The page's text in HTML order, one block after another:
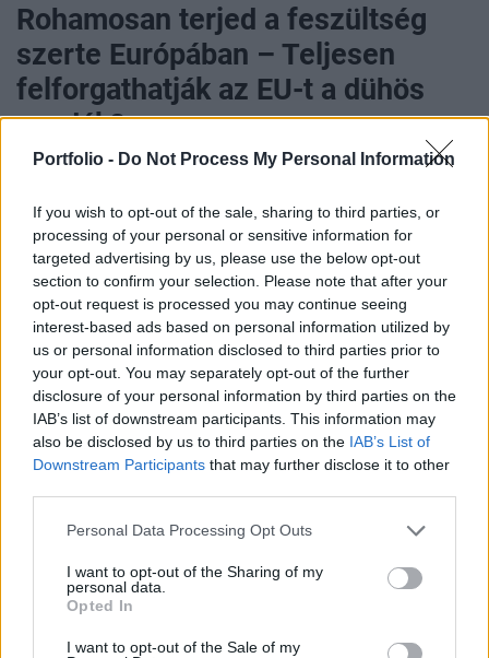
Portfolio - Do Not Process My Personal Information
If you wish to opt-out of the sale, sharing to third parties, or
processing of your personal or sensitive information for
targeted advertising by us, please use the below opt-out
section to confirm your selection. Please note that after your
opt-out request is processed you may continue seeing
interest-based ads based on personal information utilized by
us or personal information disclosed to third parties prior to
your opt-out. You may separately opt-out of the further
disclosure of your personal information by third parties on the
IAB’s list of downstream participants. This information may
also be disclosed by us to third parties on the IAB’s List of
Downstream Participants that may further disclose it to other
Personal Data Processing Opt Outs
I want to opt-out of the Sharing of my
personal data.
Opted In
I want to opt-out of the Sale of my
Rohamosan terjed a feszültség
szerte Európában – Teljesen
felforgathatják az EU-t a dühös
gazdák?
2024. február 06. 11:30
Újabb és újabb uniós országban törnek ki
gazdatüntetések, sőt már a semleges Svájc
traktorosai is az utcára vonultak.
Országspecifikus problémák mellett a
demonstrációkat általánosabb gondok is tüzelik:
az emelkedő energia-, műtrágya- és szállítási
árak, a mezőgazdasági termékek csökkenő árai,
az olcsó ukrán importgabona jelentette
A radikális jobboldal igyekszik politikai tőkét
kovácsolni az elégedetlenségből, az európai
parlamenti választásokra készülő kormányok,